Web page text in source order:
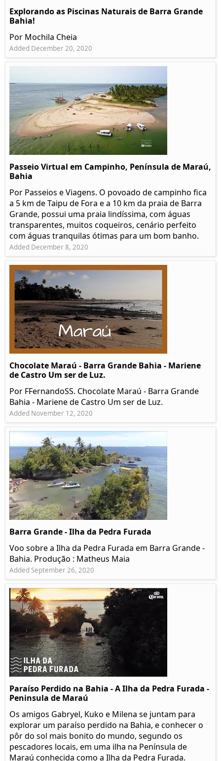
Explorando as Piscinas Naturais de Barra Grande
Bahia!
Por Mochila Cheia
Added December 20, 2020
Passeio Virtual em Campinho, Península de Maraú,
Bahia
Por Passeios e Viagens. O povoado de campinho fica
a 5 km de Taipu de Fora e a 10 km da praia de Barra
Grande, possui uma praia lindíssima, com águas
transparentes, muitos coqueiros, cenário perfeito
com águas tranquilas ótimas para um bom banho.
Added December 8, 2020
Chocolate Maraú - Barra Grande Bahia - Mariene
de Castro Um ser de Luz.
Por FFernandoSS. Chocolate Maraú - Barra Grande
Bahia - Mariene de Castro Um ser de Luz.
Added November 12, 2020
Barra Grande - Ilha da Pedra Furada
Voo sobre a Ilha da Pedra Furada em Barra Grande -
Bahia. Produção : Matheus Maia
Added September 26, 2020
Paraíso Perdido na Bahia - A Ilha da Pedra Furada -
Peninsula de Maraú
Os amigos Gabryel, Kuko e Milena se juntam para
explorar um paraíso perdido na Bahia, e conhecer o
pôr do sol mais bonito do mundo, segundo os
pescadores locais, em uma ilha na Península de
Maraú conhecida como a Ilha da Pedra Furada.